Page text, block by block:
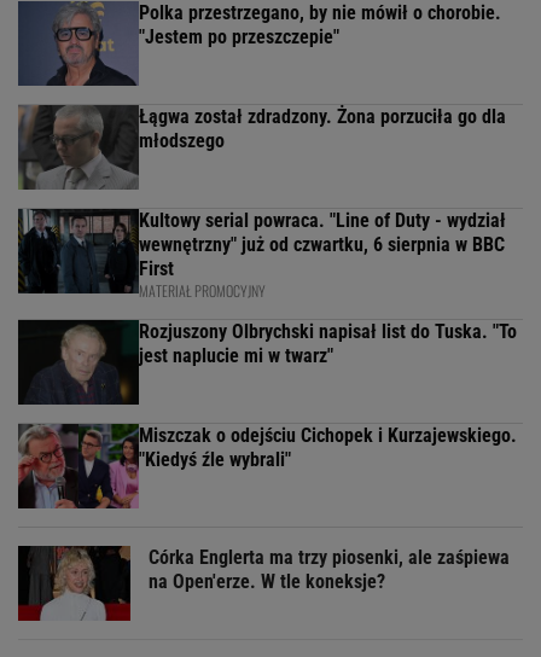
Polka przestrzegano, by nie mówił o chorobie.
"Jestem po przeszczepie"
Łągwa został zdradzony. Żona porzuciła go dla
młodszego
Kultowy serial powraca. "Line of Duty - wydział
wewnętrzny" już od czwartku, 6 sierpnia w BBC
First
MATERIAŁ PROMOCYJNY
Rozjuszony Olbrychski napisał list do Tuska. "To
jest naplucie mi w twarz"
Miszczak o odejściu Cichopek i Kurzajewskiego.
"Kiedyś źle wybrali"
Córka Englerta ma trzy piosenki, ale zaśpiewa
na Open'erze. W tle koneksje?